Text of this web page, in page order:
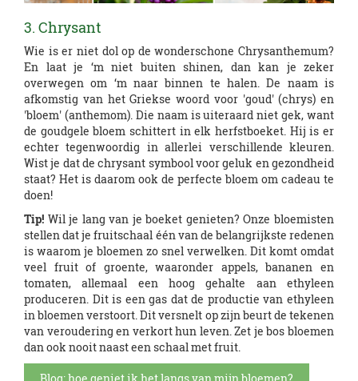
3. Chrysant
Wie is er niet dol op de wonderschone Chrysanthemum?
En laat je ‘m niet buiten shinen, dan kan je zeker
overwegen om ‘m naar binnen te halen. De naam is
afkomstig van het Griekse woord voor 'goud' (chrys) en
'bloem' (anthemom). Die naam is uiteraard niet gek, want
de goudgele bloem schittert in elk herfstboeket. Hij is er
echter tegenwoordig in allerlei verschillende kleuren.
Wist je dat de chrysant symbool voor geluk en gezondheid
staat? Het is daarom ook de perfecte bloem om cadeau te
doen!
Tip! Wil je lang van je boeket genieten? Onze bloemisten
stellen dat je fruitschaal één van de belangrijkste redenen
is waarom je bloemen zo snel verwelken. Dit komt omdat
veel fruit of groente, waaronder appels, bananen en
tomaten, allemaal een hoog gehalte aan ethyleen
produceren. Dit is een gas dat de productie van ethyleen
in bloemen verstoort. Dit versnelt op zijn beurt de tekenen
van veroudering en verkort hun leven. Zet je bos bloemen
dan ook nooit naast een schaal met fruit.